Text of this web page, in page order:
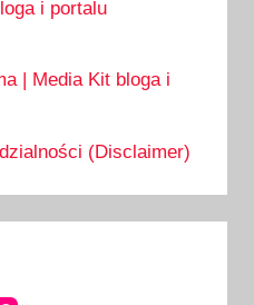
i portalu
| Media Kit bloga i
(Disclaimer)